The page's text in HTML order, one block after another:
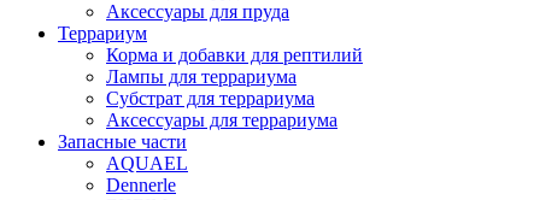
Аксессуары для пруда
Террариум
Корма и добавки для рептилий
Лампы для террариума
Субстрат для террариума
Аксессуары для террариума
Запасные части
AQUAEL
Dennerle